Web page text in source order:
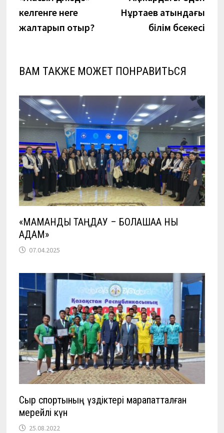
по
записям
келгенге неге
жалтарып отыр?
Нұртаев атындағы
білім бәсекесі
ВАМ ТАКЖЕ МОЖЕТ ПОНРАВИТЬСЯ
«МАМАНДЫҚ ТАҢДАУ – БОЛАШАҚҚА НЫҚ
ҚАДАМ»
07.04.2025
Сыр спортының үздіктері марапатталған
мерейлі күн
25.08.2022